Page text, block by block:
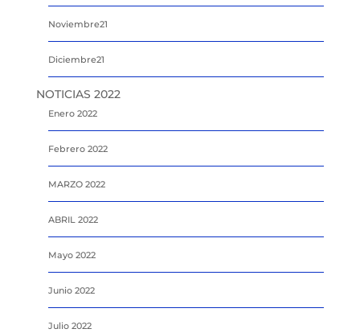
Noviembre21
Diciembre21
NOTICIAS 2022
Enero 2022
Febrero 2022
MARZO 2022
ABRIL 2022
Mayo 2022
Junio 2022
Julio 2022